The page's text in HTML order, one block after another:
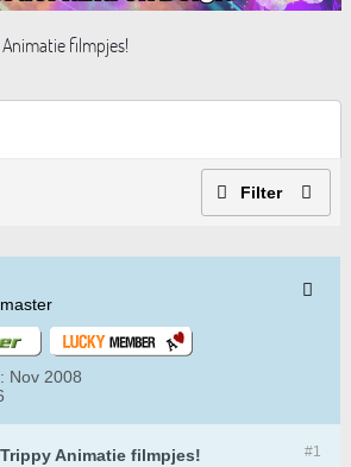
filmpjes!
Filter
Nov 2008
#1
Animatie filmpjes!